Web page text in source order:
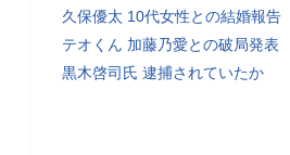
久保優太 10代女性との結婚報告
テオくん 加藤乃愛との破局発表
黒木啓司氏 逮捕されていたか